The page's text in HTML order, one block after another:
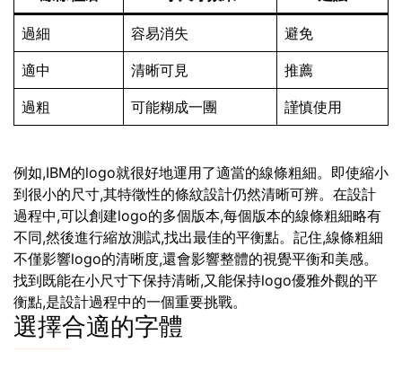
過細 容易消失 避免
適中 清晰可見 推薦
過粗 可能糊成一團 謹慎使用
例如,IBM的logo就很好地運用了適當的線條粗細。即使縮小
到很小的尺寸,其特徵性的條紋設計仍然清晰可辨。在設計
過程中,可以創建logo的多個版本,每個版本的線條粗細略有
不同,然後進行縮放測試,找出最佳的平衡點。記住,線條粗細
不僅影響logo的清晰度,還會影響整體的視覺平衡和美感。
找到既能在小尺寸下保持清晰,又能保持logo優雅外觀的平
衡點,是設計過程中的一個重要挑戰。
選擇合適的字體